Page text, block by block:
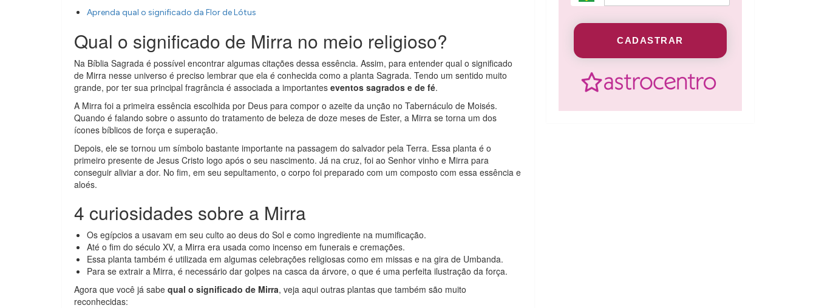
Aprenda qual o significado da Flor de Lótus
Qual o significado de Mirra no meio religioso?
Na Bíblia Sagrada é possível encontrar algumas citações dessa essência. Assim, para entender qual o significado
de Mirra nesse universo é preciso lembrar que ela é conhecida como a planta Sagrada. Tendo um sentido muito
grande, por ter sua principal fragrância é associada a importantes eventos sagrados e de fé.
A Mirra foi a primeira essência escolhida por Deus para compor o azeite da unção no Tabernáculo de Moisés.
Quando é falando sobre o assunto do tratamento de beleza de doze meses de Ester, a Mirra se torna um dos
ícones bíblicos de força e superação.
Depois, ele se tornou um símbolo bastante importante na passagem do salvador pela Terra. Essa planta é o
primeiro presente de Jesus Cristo logo após o seu nascimento. Já na cruz, foi ao Senhor vinho e Mirra para
conseguir aliviar a dor. No fim, em seu sepultamento, o corpo foi preparado com um composto com essa essência e
aloés.
4 curiosidades sobre a Mirra
Os egípcios a usavam em seu culto ao deus do Sol e como ingrediente na mumificação.
Até o fim do século XV, a Mirra era usada como incenso em funerais e cremações.
Essa planta também é utilizada em algumas celebrações religiosas como em missas e na gira de Umbanda.
Para se extrair a Mirra, é necessário dar golpes na casca da árvore, o que é uma perfeita ilustração da força.
Agora que você já sabe qual o significado de Mirra, veja aqui outras plantas que também são muito
reconhecidas:
CADASTRAR